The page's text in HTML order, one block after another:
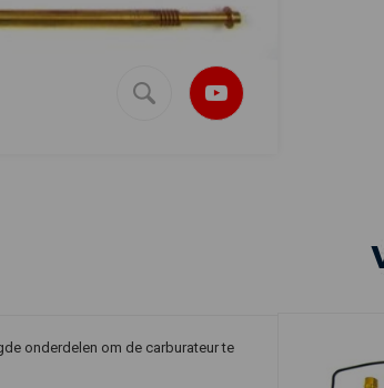
onderdelen om de carburateur te